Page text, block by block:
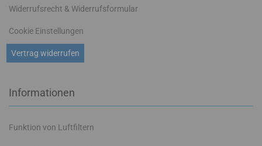
Widerrufsrecht & Widerrufsformular
Vertrag widerrufen
Cookie Einstellungen
Informationen
Funktion von Luftfiltern